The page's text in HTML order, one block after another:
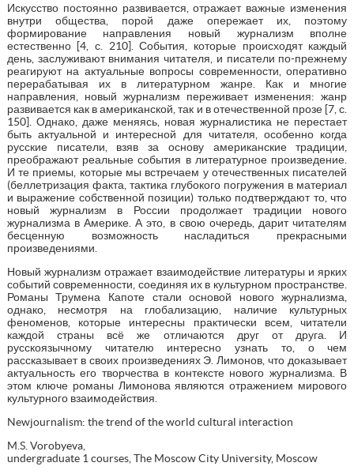
Искусство постоянно развивается, отражает важные изменения
внутри общества, порой даже опережает их, поэтому
формирование направления новый журнализм вполне
естественно [4, с. 210]. События, которые происходят каждый
день, заслуживают внимания читателя, и писатели по-прежнему
реагируют на актуальные вопросы современности, оперативно
перерабатывая их в литературном жанре. Как и многие
направления, новый журнализм переживает изменения: жанр
развивается как в американской, так и в отечественной прозе [7, с.
150]. Однако, даже меняясь, новая журналистика не перестает
быть актуальной и интересной для читателя, особенно когда
русские писатели, взяв за основу американские традиции,
преображают реальные события в литературное произведение.
И те приемы, которые мы встречаем у отечественных писателей
(беллетризация факта, тактика глубокого погружения в материал
и выражение собственной позиции) только подтверждают то, что
новый журнализм в России продолжает традиции нового
журнализма в Америке. А это, в свою очередь, дарит читателям
бесценную возможность насладиться прекрасными
произведениями.
Новый журнализм отражает взаимодействие литературы и ярких
событий современности, соединяя их в культурном пространстве.
Романы Трумена Капоте стали основой нового журнализма,
однако, несмотря на глобализацию, наличие культурных
феноменов, которые интересны практически всем, читатели
каждой страны всё же отличаются друг от друга. И
русскоязычному читателю интересно узнать то, о чем
рассказывает в своих произведениях Э. Лимонов, что доказывает
актуальность его творчества в контексте нового журнализма. В
этом ключе романы Лимонова являются отражением мирового
культурного взаимодействия.
Newjournalism: the trend of the world cultural interaction
M.S. Vorobyeva,
undergraduate 1 courses, The Moscow City University, Moscow